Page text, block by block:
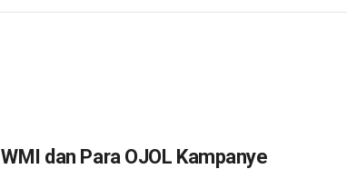
WMI dan Para OJOL Kampanye